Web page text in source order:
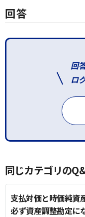
回答
回
ロ
同じカテゴリの
支払対価と時価純資
必ず資産調整勘定に